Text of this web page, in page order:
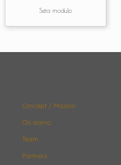
Seta modulo
Concept / Mission
Chi siamo
Team
Partners